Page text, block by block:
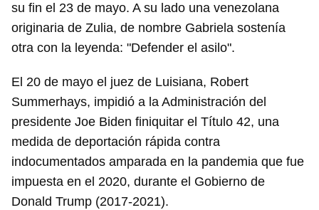
su fin el 23 de mayo. A su lado una venezolana
originaria de Zulia, de nombre Gabriela sostenía
otra con la leyenda: "Defender el asilo".
El 20 de mayo el juez de Luisiana, Robert
Summerhays, impidió a la Administración del
presidente Joe Biden finiquitar el Título 42, una
medida de deportación rápida contra
indocumentados amparada en la pandemia que fue
impuesta en el 2020, durante el Gobierno de
Donald Trump (2017-2021).